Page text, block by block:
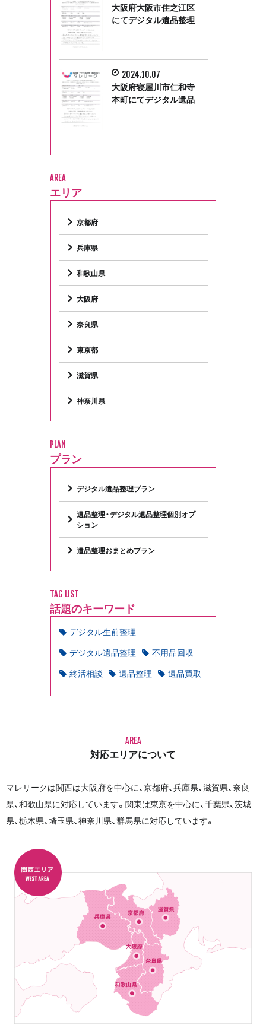
大阪府大阪市住之江区
にてデジタル遺品整理
2024.10.07
大阪府寝屋川市仁和寺
本町にてデジタル遺品
AREA
エリア
京都府
兵庫県
和歌山県
大阪府
奈良県
東京都
滋賀県
神奈川県
PLAN
プラン
デジタル遺品整理プラン
遺品整理・デジタル遺品整理個別オプ
ション
遺品整理おまとめプラン
TAG LIST
話題のキーワード
デジタル生前整理
デジタル遺品整理
不用品回収
終活相談
遺品整理 遺品買取
AREA
対応エリアについて
マレリークは関西は大阪府を中心に、京都府、兵庫県、滋賀県、奈良
県、和歌山県に対応しています。関東は東京を中心に、千葉県、茨城
県、栃木県、埼玉県、神奈川県、群馬県に対応しています。